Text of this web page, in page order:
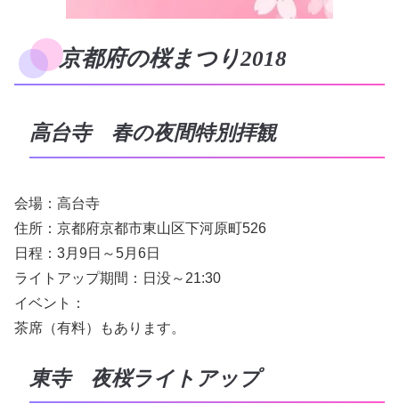
京都府の桜まつり2018
高台寺 春の夜間特別拝観
会場：高台寺
住所：京都府京都市東山区下河原町526
日程：3月9日～5月6日
ライトアップ期間：日没～21:30
イベント：
茶席（有料）もあります。
東寺 夜桜ライトアップ